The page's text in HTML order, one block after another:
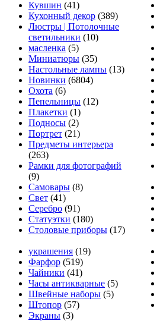
Кувшин (41)
Кухонный декор (389)
Люстры | Потолочные
светильники (10)
масленка (5)
Миниатюры (35)
Настольные лампы (13)
Новинки (6804)
Охота (6)
Пепельницы (12)
Плакетки (1)
Подносы (2)
Портрет (21)
Предметы интерьера
(263)
Рамки для фотографий
(9)
Самовары (8)
Свет (41)
Серебро (91)
Статуэтки (180)
Столовые приборы (17)
украшения (19)
Фарфор (519)
Чайники (41)
Часы антикварные (5)
Швейные наборы (5)
Штопор (57)
Экраны (3)